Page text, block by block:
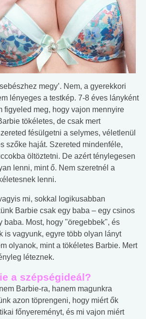
megy’. Nem, a gyerekkori
lényeges a testkép. 7-8 éves lányként
figyeled meg, hogy vajon mennyire
tökéletes, de csak mert
fésülgetni a selymes, véletlenül
szőke haját. Szereted mindenféle,
öltöztetni. De azért ténylegesen
lenni, mint ő. Nem szeretnél a
lenni.
mi, sokkal logikusabban
Barbie csak egy baba – egy csinos
baba. Most, hogy "öregebbek", és
is vagyunk, egyre több olyan lányt
olyanok, mint a tökéletes Barbie. Mert
léteznek.
a szépségideál?
Barbie-ra, hanem magunkra
azon töprengeni, hogy miért ők
főnyereményt, és mi vajon miért